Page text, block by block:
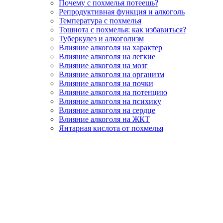
Почему с похмелья потеешь?
Репродуктивная функция и алкоголь
Температура с похмелья
Тошнота с похмелья: как избавиться?
Туберкулез и алкоголизм
Влияние алкоголя на характер
Влияние алкоголя на легкие
Влияние алкоголя на мозг
Влияние алкоголя на организм
Влияние алкоголя на почки
Влияние алкоголя на потенцию
Влияние алкоголя на психику
Влияние алкоголя на сердце
Влияние алкоголя на ЖКТ
Янтарная кислота от похмелья